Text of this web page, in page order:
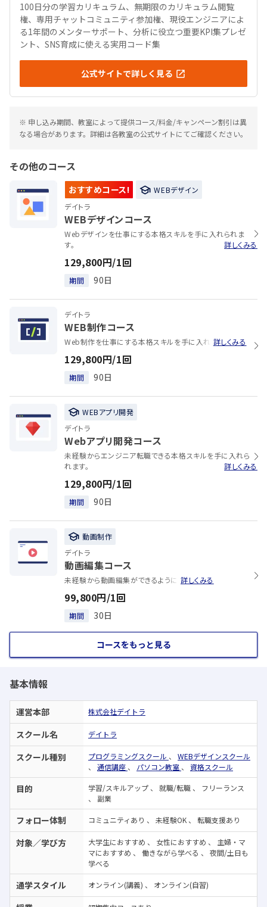
100日分の学習カリキュラム、無期限のカリキュラム閲覧
権、専用チャットコミュニティ参加権、現役エンジニアによ
る1年間のメンターサポート、分析に役立つ重要KPI集プレゼ
ント、SNS育成に使える実用コード集
公式サイトで詳しく見る
※ 申し込み期間、教室によって提供コース/料金/キャンペーン割引は異
なる場合があります。詳細は各教室の公式サイトにてご確認ください。
その他のコース
おすすめコース!
WEBデザイン
デイトラ
WEBデザインコース
Webデザインを仕事にする本格スキルを手に入れられま
す。
詳しくみる
129,800円/1回
期間 90日
デイトラ
WEB制作コース
Web制作を仕事にする本格スキルを手に入れられます。
詳しくみる
129,800円/1回
期間 90日
WEBアプリ開発
デイトラ
Webアプリ開発コース
未経験からエンジニア転職できる本格スキルを手に入れら
れます。
詳しくみる
129,800円/1回
期間 90日
動画制作
デイトラ
動画編集コース
未経験から動画編集ができるようになります。
詳しくみる
99,800円/1回
期間 30日
コースをもっと見る
基本情報
運営本部 株式会社デイトラ
スクール名 デイトラ
スクール種別 プログラミングスクール 、 WEBデザインスクール
、 通信講座 、 パソコン教室 、 資格スクール
目的 学習/スキルアップ 、 就職/転職 、 フリーランス
、 副業
フォロー体制 コミュニティあり 、 未経験OK 、 転職支援あり
対象／学び方 大学生におすすめ 、 女性におすすめ 、 主婦・マ
マにおすすめ 、 働きながら学べる 、 夜間/土日も
学べる
通学スタイル オンライン(講義) 、 オンライン(自習)